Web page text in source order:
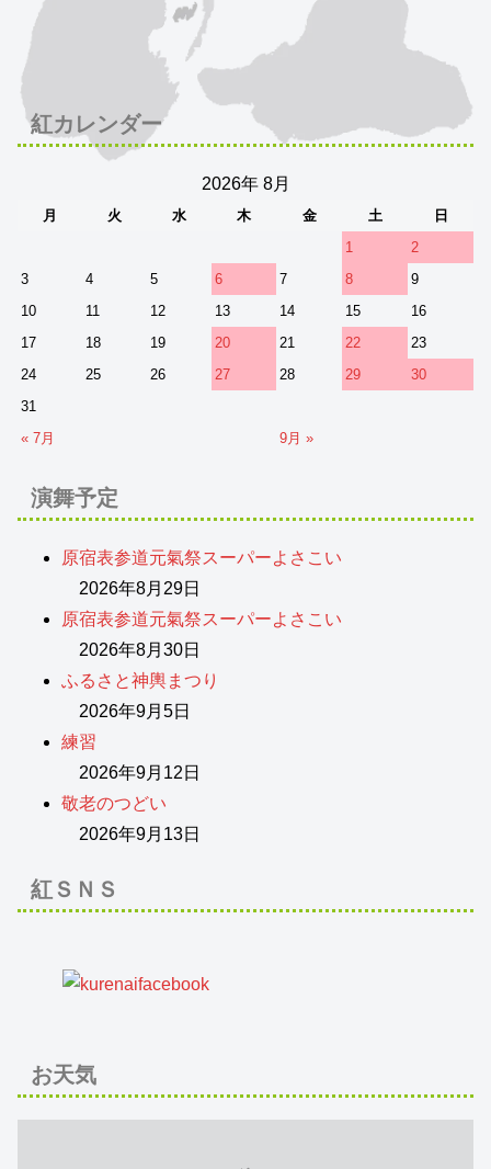
紅カレンダー
2026年 8月
月 火 水 木 金 土
日
1
2
3
4 5 6 7 8
9
10
11 12 13 14 15
16
17
18 19 20 21 22
23
24
25 26 27 28 29
30
31
« 7月
9月 »
演舞予定
原宿表参道元氣祭スーパーよさこい
2026年8月29日
原宿表参道元氣祭スーパーよさこい
2026年8月30日
ふるさと神輿まつり
2026年9月5日
練習
2026年9月12日
敬老のつどい
2026年9月13日
紅ＳＮＳ
お天気